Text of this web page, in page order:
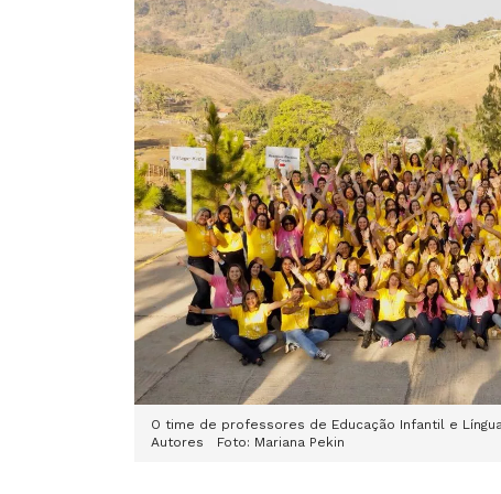
O time de professores de Educação Infantil e
Autores Foto: Mariana Pekin